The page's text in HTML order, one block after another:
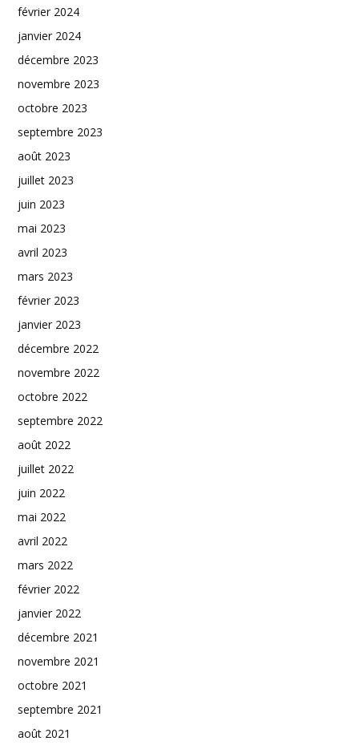
février 2024
janvier 2024
décembre 2023
novembre 2023
octobre 2023
septembre 2023
août 2023
juillet 2023
juin 2023
mai 2023
avril 2023
mars 2023
février 2023
janvier 2023
décembre 2022
novembre 2022
octobre 2022
septembre 2022
août 2022
juillet 2022
juin 2022
mai 2022
avril 2022
mars 2022
février 2022
janvier 2022
décembre 2021
novembre 2021
octobre 2021
septembre 2021
août 2021